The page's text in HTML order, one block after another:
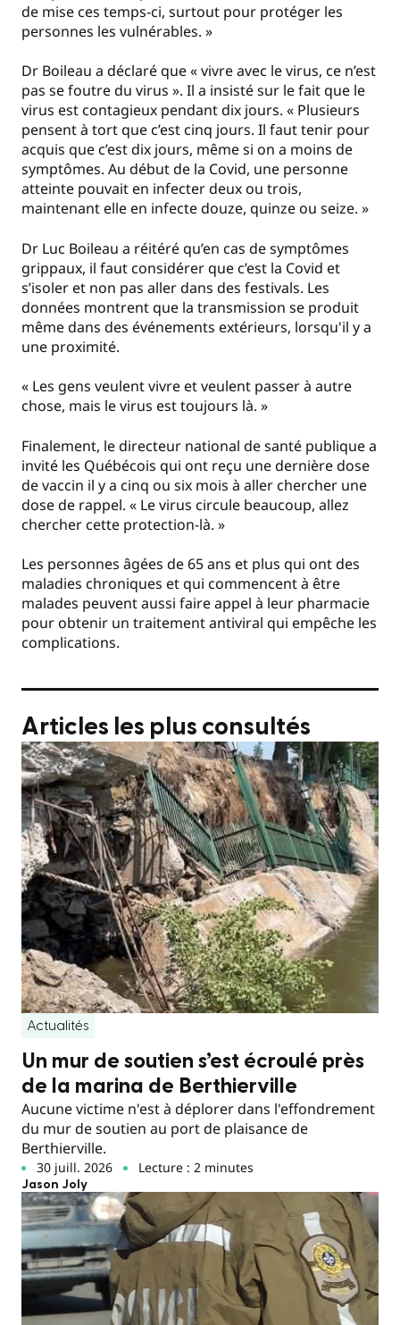
de mise ces temps-ci, surtout pour protéger les
personnes les vulnérables. »
Dr Boileau a déclaré que « vivre avec le virus, ce n’est
pas se foutre du virus ». Il a insisté sur le fait que le
virus est contagieux pendant dix jours. « Plusieurs
pensent à tort que c’est cinq jours. Il faut tenir pour
acquis que c’est dix jours, même si on a moins de
symptômes. Au début de la Covid, une personne
atteinte pouvait en infecter deux ou trois,
maintenant elle en infecte douze, quinze ou seize. »
Dr Luc Boileau a réitéré qu’en cas de symptômes
grippaux, il faut considérer que c’est la Covid et
s’isoler et non pas aller dans des festivals. Les
données montrent que la transmission se produit
même dans des événements extérieurs, lorsqu'il y a
une proximité.
« Les gens veulent vivre et veulent passer à autre
chose, mais le virus est toujours là. »
Finalement, le directeur national de santé publique a
invité les Québécois qui ont reçu une dernière dose
de vaccin il y a cinq ou six mois à aller chercher une
dose de rappel. « Le virus circule beaucoup, allez
chercher cette protection-là. »
Les personnes âgées de 65 ans et plus qui ont des
maladies chroniques et qui commencent à être
malades peuvent aussi faire appel à leur pharmacie
pour obtenir un traitement antiviral qui empêche les
complications.
Articles les plus consultés
Actualités
Un mur de soutien s’est écroulé près
de la marina de Berthierville
Aucune victime n'est à déplorer dans l'effondrement
du mur de soutien au port de plaisance de
Berthierville.
30 juill. 2026 Lecture : 2 minutes
Jason Joly